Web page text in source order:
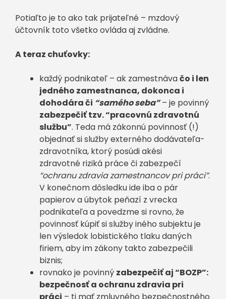
Potiaľto je to ako tak prijateľné – mzdový
účtovník toto všetko ovláda aj zvládne.
A teraz chuťovky:
každý podnikateľ – ak zamestnávačo i len
jedného zamestnanca, dokonca i
dohodára či “samého seba”– je povinný
zabezpečiť tzv. “pracovnú zdravotnú
službu”. Teda má zákonnú povinnosť (!)
objednať si služby externého dodávateľa-
zdravotníka, ktorý posúdi akési
zdravotné riziká práce či zabezpečí
“ochranu zdravia zamestnancov pri práci”.
V konečnom dôsledku ide iba o pár
papierov a úbytok peňazí z vrecka
podnikateľa a povedzme si rovno, že
povinnosť kúpiť si služby iného subjektu je
len výsledok lobistického tlaku daných
firiem, aby im zákony takto zabezpečili
biznis;
rovnako je povinný zabezpečiť aj “BOZP”:
bezpečnosť a ochranu zdravia pri